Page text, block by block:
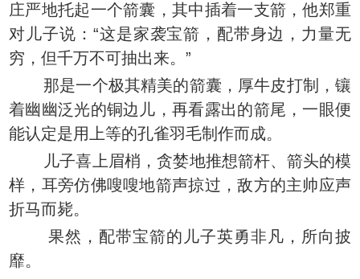
庄严地托起一个箭囊，其中插着一支箭，他郑重
对儿子说：“这是家袭宝箭，配带身边，力量无
穷，但千万不可抽出来。”
那是一个极其精美的箭囊，厚牛皮打制，镶
着幽幽泛光的铜边儿，再看露出的箭尾，一眼便
能认定是用上等的孔雀羽毛制作而成。
儿子喜上眉梢，贪婪地推想箭杆、箭头的模
样，耳旁仿佛嗖嗖地箭声掠过，敌方的主帅应声
折马而毙。
果然，配带宝箭的儿子英勇非凡，所向披
靡。